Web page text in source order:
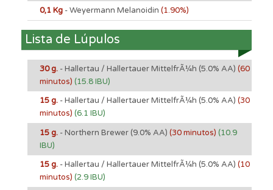
0,1 Kg - Weyermann Melanoidin (1.90%)
Lista de Lúpulos
30 g. - Hallertau / Hallertauer MittelfrÃ¼h (5.0% AA) (60
minutos) (15.8 IBU)
15 g. - Hallertau / Hallertauer MittelfrÃ¼h (5.0% AA) (30
minutos) (6.1 IBU)
15 g. - Northern Brewer (9.0% AA) (30 minutos) (10.9
IBU)
15 g. - Hallertau / Hallertauer MittelfrÃ¼h (5.0% AA) (10
minutos) (2.9 IBU)